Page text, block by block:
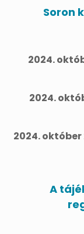
Soron
2024.
2024.
2024.
A